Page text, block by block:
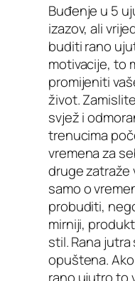
Buđenje u 5
izazov, ali
buditi rano
motivacije, to
promijeniti
život.
svjež i
trenucima
vremena za
druge zatraže
samo o
probuditi,
mirniji,
stil. Rana jutra
opuštena.